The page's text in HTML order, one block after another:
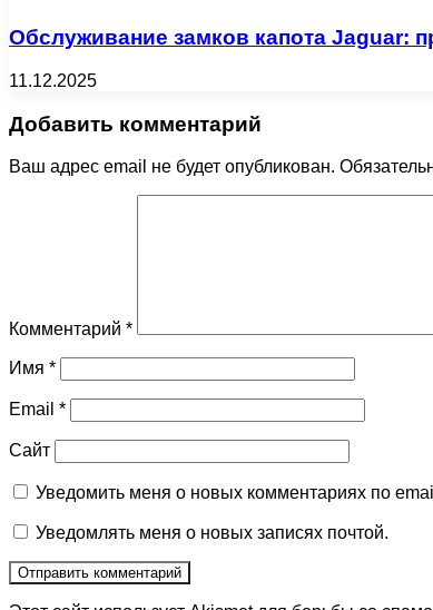
Обслуживание замков капота Jaguar:
11.12.2025
Добавить комментарий
Ваш адрес email не будет опубликован.
Комментарий *
Имя *
Email *
Сайт
Уведомить меня о новых комментариях по
Уведомлять меня о новых записях почтой.